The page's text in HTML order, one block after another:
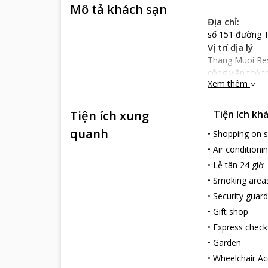
Mô tả khách sạn
Địa chỉ:
số 151 đường
Vị trí địa lý
Thang Muoi
công viên thỏ
với 10 phút di
Thang Muoi
Hướng tới
thực đơn Á-
tặng cho du
tắm biển. các
vụ tận tụy và
Xem thêm
Tiện ích xung
quanh
Tiện ích
• Shopping on
• Air
• Lễ tân 24 giờ
• Smoking
• Security guard
• Gift shop
• Express
• Garden
• Wheelchair